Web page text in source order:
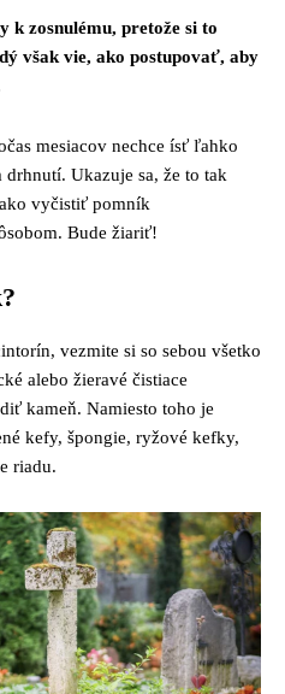
k zosnulému, pretože si to
však vie, ako postupovať, aby
mesiacov nechce ísť ľahko
Ukazuje sa, že to tak
vyčistiť pomník
Bude žiariť!
vezmite si so sebou všetko
alebo žieravé čistiace
kameň. Namiesto toho je
kefy, špongie, ryžové kefky,
riadu.